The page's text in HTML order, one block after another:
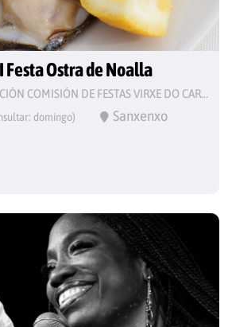
Festa Ostra de Noalla
ASOCIACIÓN COMISIÓN DE FESTAS VIRXE DO CARME
domingo) Sanxenxo